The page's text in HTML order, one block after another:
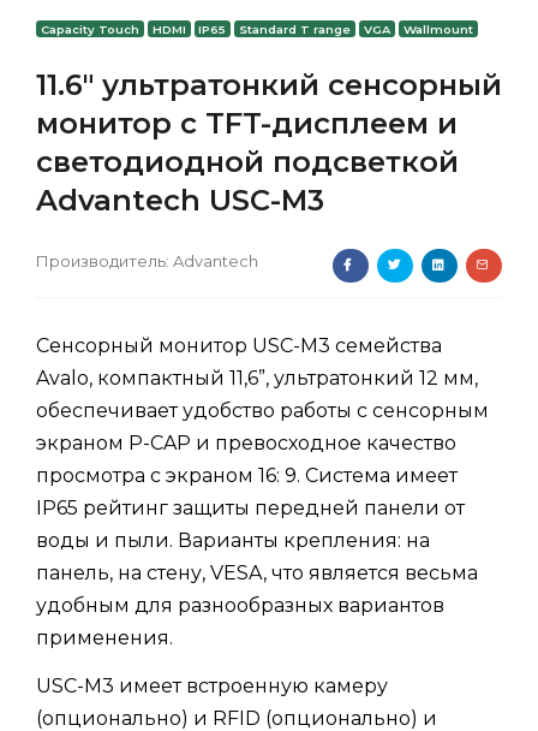
Capacity Touch HDMI IP65 Standard T range VGA Wallmount
11.6" ультратонкий сенсорный
монитор с TFT-дисплеем и
светодиодной подсветкой
Advantech USC-M3
Производитель: Advantech
Сенсорный монитор USC-M3 семейства
Avalo, компактный 11,6”, ультратонкий 12 мм,
обеспечивает удобство работы с сенсорным
экраном P-CAP и превосходное качество
просмотра с экраном 16: 9. Система имеет
IP65 рейтинг защиты передней панели от
воды и пыли. Варианты крепления: на
панель, на стену, VESA, что является весьма
удобным для разнообразных вариантов
применения.
USC-M3 имеет встроенную камеру
(опционально) и RFID (опционально) и